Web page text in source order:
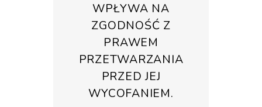
WPŁYWA NA
ZGODNOŚĆ Z
PRAWEM
PRZETWARZANIA
PRZED JEJ
WYCOFANIEM.